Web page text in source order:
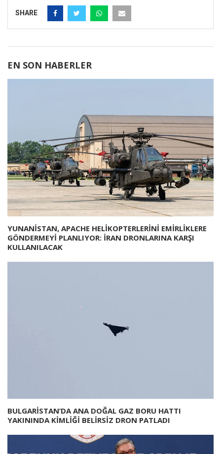
SHARE
EN SON HABERLER
YUNANİSTAN, APACHE HELİKOPTERLERİNİ EMİRLİKLERE
GÖNDERMEYİ PLANLIYOR: İRAN DRONLARINA KARŞI
KULLANILACAK
BULGARİSTAN’DA ANA DOĞAL GAZ BORU HATTI
YAKININDA KİMLİĞİ BELİRSİZ DRON PATLADI